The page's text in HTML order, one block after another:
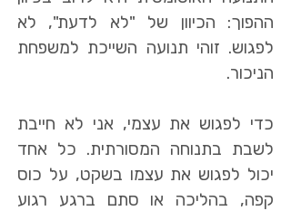
ההפוך: הכיוון של "לא לדעת", לא
לפגוש. זוהי תנועה השייכת למשפחת
הניכור.
כדי לפגוש את עצמי, אני לא חייבת
לשבת בתנוחה המסורתית. כל אחד
יכול לפגוש את עצמו בשקט, על כוס
קפה, בהליכה או סתם ברגע רגוע